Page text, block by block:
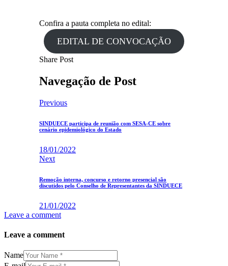
Confira a pauta completa no edital:
EDITAL DE CONVOCAÇÃO
Share Post
Navegação de Post
Previous
SINDUECE participa de reunião com SESA-CE sobre
cenário epidemiológico do Estado
18/01/2022
Next
Remoção interna, concurso e retorno presencial são
discutidos pelo Conselho de Representantes da SINDUECE
21/01/2022
Leave a comment
Leave a comment
Name